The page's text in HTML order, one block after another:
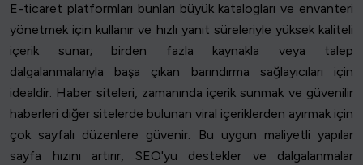
E-ticaret platformları bunları büyük katalogları ve envanteri
yönetmek için kullanır ve hızlı yanıt süreleriyle yüksek kaliteli
içerik sunar; birden fazla kaynakla veya talep
dalgalanmalarıyla başa çıkan barındırma sağlayıcıları için
idealdir. Haber siteleri, zamanında içerik sunmak ve güvenilir
haberleri diğer sitelerde bulunan viral içeriklerden ayırmak için
çok sayfalı düzenlere güvenir. Bu uygun maliyetli yapılar
sayfa hızını artırır, SEO'yu destekler ve dalgalanmalar